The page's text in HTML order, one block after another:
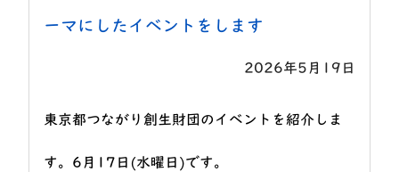
ーマにしたイベントをします
2026年5月19日
東京都つながり創生財団のイベントを紹介しま
す。6月17日(水曜日)です。